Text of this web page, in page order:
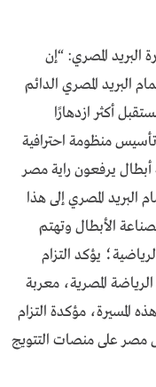
البريد المصري: “إن
البريد المصري الدائم
أكثر ازدهارًا
منظومة احترافية
أبطال يرفعون راية مصر
البريد المصري إلى هذا
الأبطال وتهتم
يؤكد التزام
المصرية، معربة
المسيرة، مؤكدة التزام
مصر على منصات التتويج